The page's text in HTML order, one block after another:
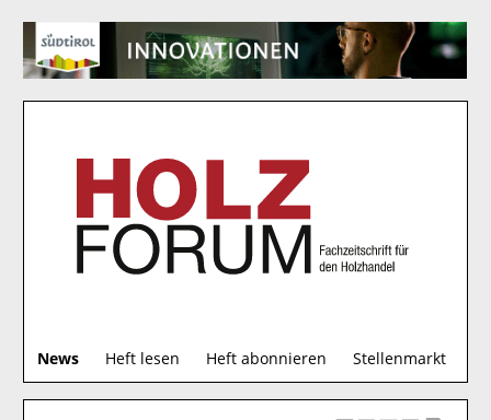
News Heft lesen Heft abonnieren Stellenmarkt
u
c